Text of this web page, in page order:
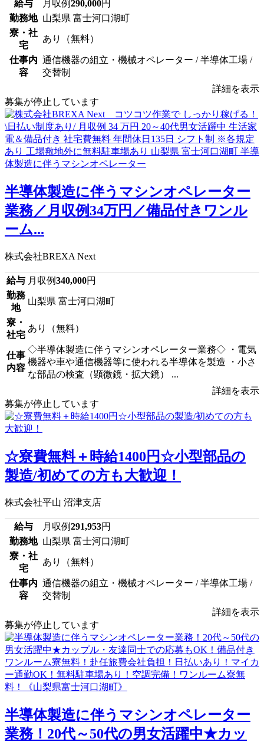
給与 月収例290,000円
勤務地 山梨県 富士河口湖町
寮・社
宅
あり（無料）
仕事内
容
通信機器の組立・機械オペレーター / 半導体工場 /
交替制
詳細を表示
募集が停止しています
半導体製造に伴うマシンオペレーター
業務／月収例34万円／備品付きワンル
ーム...
株式会社BREXA Next
給与 月収例340,000円
勤務
地
山梨県 富士河口湖町
寮・
社宅
あり（無料）
仕事
内容
◇半導体製造に伴うマシンオペレーター業務◇ ・電気
機器や車や通信機器等に使われる半導体を製造 ・小さ
な部品の検査（顕微鏡・拡大鏡） ...
詳細を表示
募集が停止しています
☆寮費無料＋時給1400円☆小型部品の
製造/初めての方も大歓迎！
株式会社平山 沼津支店
給与 月収例291,953円
勤務地 山梨県 富士河口湖町
寮・社
宅
あり（無料）
仕事内
容
通信機器の組立・機械オペレーター / 半導体工場 /
交替制
詳細を表示
募集が停止しています
半導体製造に伴うマシンオペレーター
業務！20代～50代の男女活躍中★カッ